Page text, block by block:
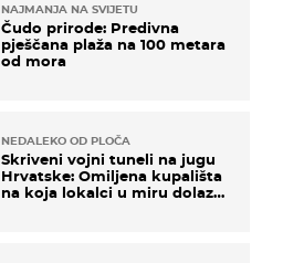
NAJMANJA NA SVIJETU
Čudo prirode: Predivna
pješčana plaža na 100 metara
od mora
NEDALEKO OD PLOČA
Skriveni vojni tuneli na jugu
Hrvatske: Omiljena kupališta
na koja lokalci u miru dolaze